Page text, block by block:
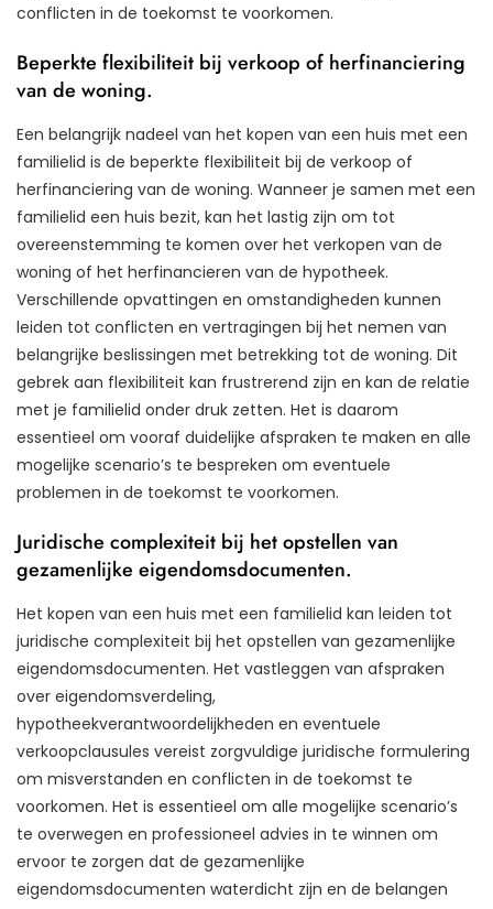
conflicten in de toekomst te voorkomen.
Beperkte flexibiliteit bij verkoop of herfinanciering
van de woning.
Een belangrijk nadeel van het kopen van een huis met een
familielid is de beperkte flexibiliteit bij de verkoop of
herfinanciering van de woning. Wanneer je samen met een
familielid een huis bezit, kan het lastig zijn om tot
overeenstemming te komen over het verkopen van de
woning of het herfinancieren van de hypotheek.
Verschillende opvattingen en omstandigheden kunnen
leiden tot conflicten en vertragingen bij het nemen van
belangrijke beslissingen met betrekking tot de woning. Dit
gebrek aan flexibiliteit kan frustrerend zijn en kan de relatie
met je familielid onder druk zetten. Het is daarom
essentieel om vooraf duidelijke afspraken te maken en alle
mogelijke scenario’s te bespreken om eventuele
problemen in de toekomst te voorkomen.
Juridische complexiteit bij het opstellen van
gezamenlijke eigendomsdocumenten.
Het kopen van een huis met een familielid kan leiden tot
juridische complexiteit bij het opstellen van gezamenlijke
eigendomsdocumenten. Het vastleggen van afspraken
over eigendomsverdeling,
hypotheekverantwoordelijkheden en eventuele
verkoopclausules vereist zorgvuldige juridische formulering
om misverstanden en conflicten in de toekomst te
voorkomen. Het is essentieel om alle mogelijke scenario’s
te overwegen en professioneel advies in te winnen om
ervoor te zorgen dat de gezamenlijke
eigendomsdocumenten waterdicht zijn en de belangen